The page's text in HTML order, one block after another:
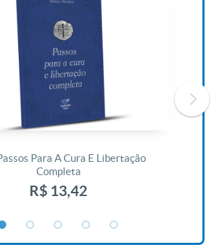
Para A Cura E Libertação
Completa
R$ 13,42